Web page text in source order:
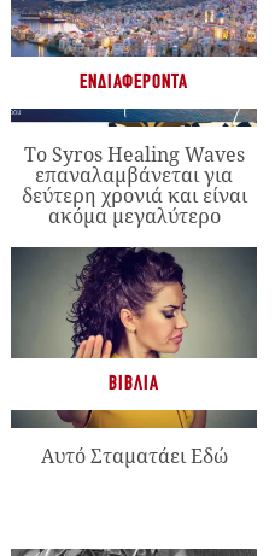
ΕΝΔΙΑΦΈΡΟΝΤΑ
Το Syros Healing Waves
επαναλαμβάνεται για
δεύτερη χρονιά και είναι
ακόμα μεγαλύτερο
ΒΙΒΛΊΑ
Αυτό Σταματάει Εδώ